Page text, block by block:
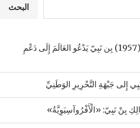
البحث
«أَنْقِذُوا الجَزَائِر»: (1957) بِن نَبِيّ يَدْعُو العَالَمَ إِلَى دَعْمِ
بِنْ نَبِيّ: «الْأَفْرُوآسِيَوِيَّةُ»